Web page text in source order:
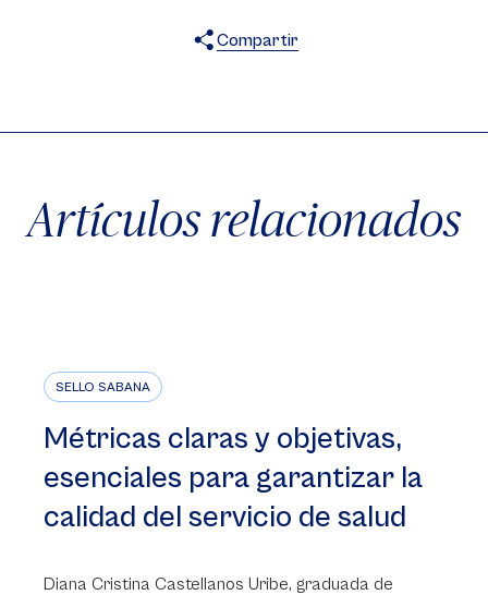
Compartir
Artículos relacionados
SELLO SABANA
Métricas claras y objetivas,
esenciales para garantizar la
calidad del servicio de salud
Diana Cristina Castellanos Uribe, graduada de